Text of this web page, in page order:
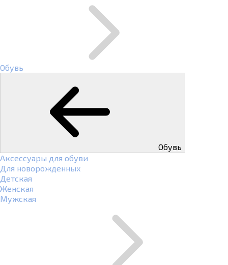
Обувь
Обувь
Аксессуары для обуви
Для новорожденных
Детская
Женская
Мужская